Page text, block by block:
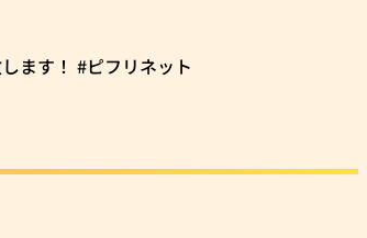
ます！ #ピフリネット